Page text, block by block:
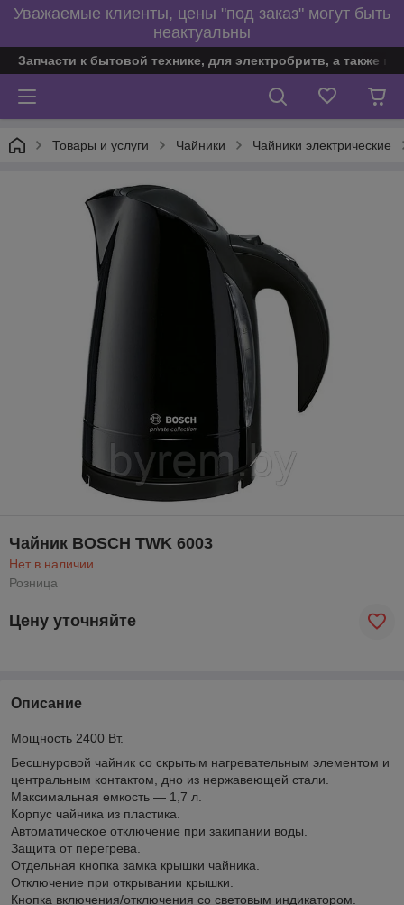
Уважаемые клиенты, цены "под заказ" могут быть
неактуальны
Запчасти к бытовой технике, для электробритв, а также
Товары и услуги Чайники Чайники электрические
Чайник BOSCH TWK 6003
Нет в наличии
Розница
Цену уточняйте
Описание
Мощность 2400 Вт.
Бесшнуровой чайник со скрытым нагревательным элементом и
центральным контактом, дно из нержавеющей стали.
Максимальная емкость — 1,7 л.
Корпус чайника из пластика.
Автоматическое отключение при закипании воды.
Защита от перегрева.
Отдельная кнопка замка крышки чайника.
Отключение при открывании крышки.
Кнопка включения/отключения со световым индикатором.